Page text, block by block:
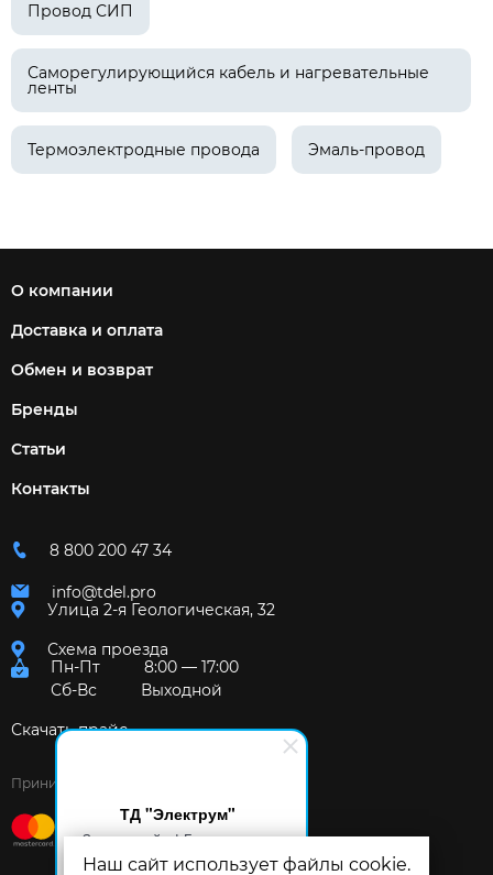
ТД "Электрум"
Здравствуйте! Готов помочь
вам. Напишите мне, если у
Наш сайт использует файлы cookie.
Провод СИП
Саморегулирующийся кабель и нагревательные
ленты
Термоэлектродные провода Эмаль-провод
О компании
Доставка и оплата
Обмен и возврат
Бренды
Статьи
Контакты
8 800 200 47 34
info@tdel.pro
Улица 2-я Геологическая, 32
Схема проезда
Пн-Пт
8:00 — 17:00
Сб-Вс
Выходной
Скачать прайс
Принимаем к оплате: